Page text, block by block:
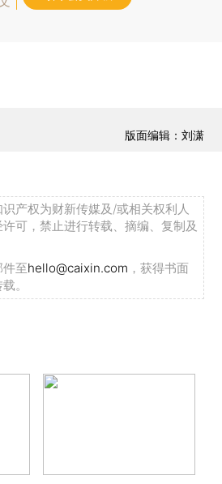
版面编辑：刘潇
产权为财新传媒及/或相关权利人
可，禁止进行转载、摘编、复制及
至hello@caixin.com ，获得书面
。